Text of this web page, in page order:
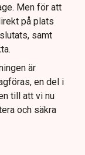
Men för att
på plats
samt
är
en del i
till att vi nu
och säkra